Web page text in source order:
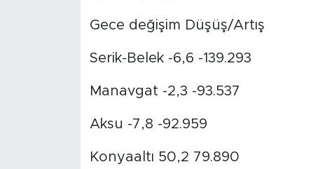
Gece değişim Düşüş/Artış
Serik-Belek -6,6 -139.293
Manavgat -2,3 -93.537
Aksu -7,8 -92.959
Konyaaltı 50,2 79.890